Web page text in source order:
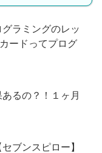
ラミングのレッ
ードってプログ
るの？！１ヶ月
ブンスピロー】